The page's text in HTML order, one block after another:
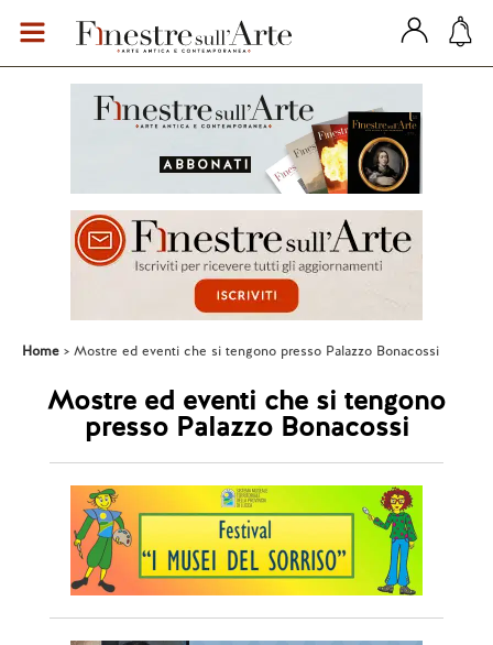
Home Mostre ed eventi che si tengono presso Palazzo Bonacossi
Mostre ed eventi che si tengono
presso Palazzo Bonacossi